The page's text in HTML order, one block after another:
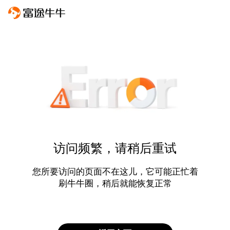
访问频繁，请稍后重试
您所要访问的页面不在这儿，它可能正忙着
刷牛牛圈，稍后就能恢复正常